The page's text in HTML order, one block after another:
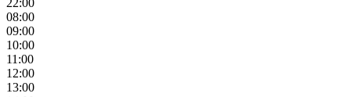
22:00
08:00
09:00
10:00
11:00
12:00
13:00